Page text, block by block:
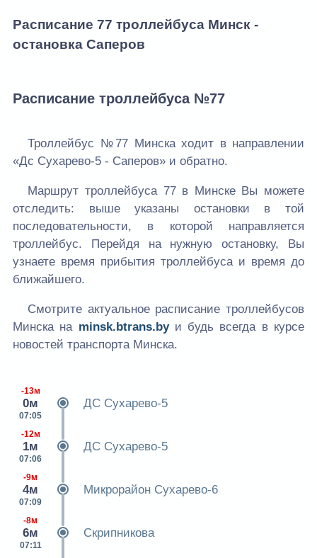
Расписание 77 троллейбуса Минск -
остановка Саперов
Расписание троллейбуса №77
Троллейбус №77 Минска ходит в направлении
«Дс Сухарево-5 - Саперов» и обратно.
Маршрут троллейбуса 77 в Минске Вы можете
отследить: выше указаны остановки в той
последовательности, в которой направляется
троллейбус. Перейдя на нужную остановку, Вы
узнаете время прибытия троллейбуса и время до
ближайшего.
Смотрите актуальное расписание троллейбусов
Минска на minsk.btrans.byи будь всегда в курсе
новостей транспорта Минска.
-13м
0м
07:05
ДС Сухарево-5
-12м
1м
07:06
ДС Сухарево-5
-9м
4м
07:09
Микрорайон Сухарево-6
-8м
6м
07:11
Скрипникова